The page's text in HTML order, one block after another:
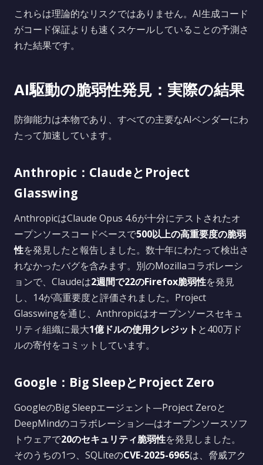
これらは理論的なリスクではありません。AI生成コード
がコード保証よりも速くスケールしていることの予測さ
れた結果です。
AI駆動の脆弱性発見：実際の結果
防御能力は本物であり、すべての主要なAIベンダーにわ
たって加速しています。
Anthropic：ClaudeとProject
Glasswing
AnthropicはClaude Opus 4.6が十分にテストされたオ
ープンソースコードベースで500以上の高重要度の脆弱
性を発見したと報告しました。数十年にわたって検出さ
れなかったバグを含みます。別のMozillaコラボレーシ
ョンで、Claudeは2週間で22のFirefox脆弱性を発見
し、14が高重要度と評価されました。Project
Glasswingを通じ、Anthropicはオープンソースセキュ
リティ組織に最大1億ドルの使用クレジット と400万ド
ルの寄付をコミットしています。
Google：Big SleepとProject Zero
GoogleのBig Sleepエージェント—Project Zeroと
DeepMindのコラボレーション—はオープンソースソフ
トウェアで20のセキュリティ脆弱性を発見しました。
そのうちの1つ、SQLiteのCVE-2025-6965は、脅威アク